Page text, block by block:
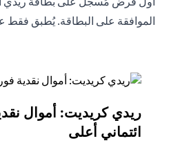
الموافقة على البطاقة. يُطبق فقط
ريدي كريديت: أموال
ائتماني أعلى